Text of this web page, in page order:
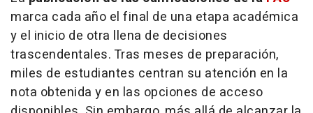
marca cada año el final de una etapa académica
y el inicio de otra llena de decisiones
trascendentales. Tras meses de preparación,
miles de estudiantes centran su atención en la
nota obtenida y en las opciones de acceso